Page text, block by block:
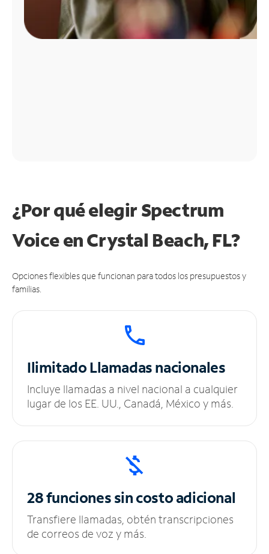
¿Por qué elegir Spectrum
Voice en Crystal Beach, FL?
Opciones flexibles que funcionan para todos los presupuestos y
familias.
IlimitadoLlamadas nacionales
Incluye llamadas a nivel nacional a cualquier
lugar de los EE. UU., Canadá, México y más.
28 funciones sincosto adicional
Transfiere llamadas, obtén transcripciones
de correos de voz y más.